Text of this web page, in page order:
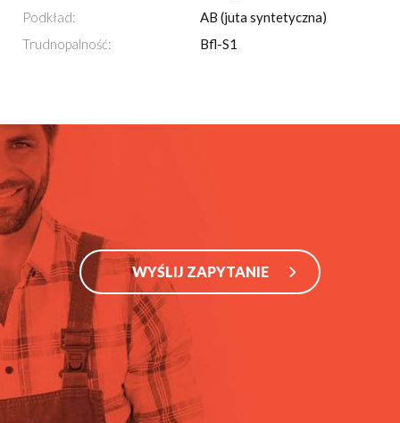
Podkład:
AB (juta syntetyczna)
Trudnopalność:
Bfl-S1
WYŚLIJ ZAPYTANIE